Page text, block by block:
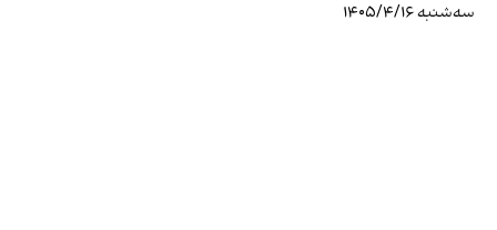
سه‌شنبه ۱۴۰۵/۴/۱۶